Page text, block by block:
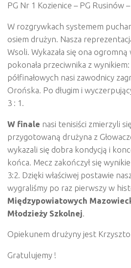
PG Nr 1 Kozienice – PG Rusinów
W rozgrywkach systemem
osiem drużyn. Nasza
Wsoli. Wykazała się ona ogromną
pokonała przeciwnika z
półfinałowych nasi zawodnicy
Orońska. Po długim i
3 : 1.
W finale nasi tenisiści zmierzyli
przygotowaną drużyna z
wykazali się dobra kondycją i
końca. Mecz zakończył się
3:2. Dzięki właściwej postawie
wygraliśmy po raz pierwszy w
Międzypowiatowych
Młodzieży Szkolnej
Opiekunem drużyny jest
Gratulujemy !